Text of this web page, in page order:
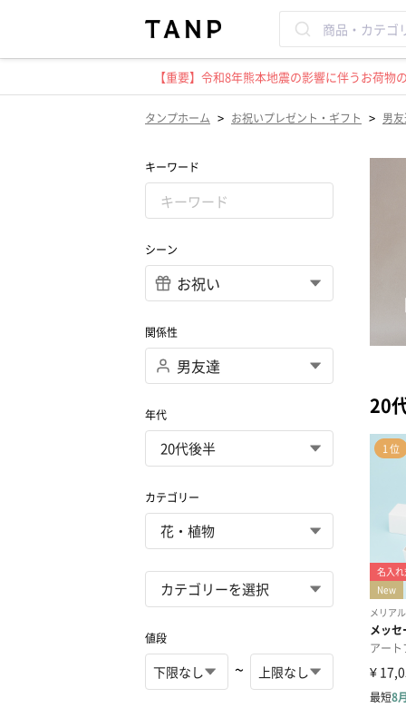
【重要】令和8年熊本地震の影響に伴うお荷
タンプホーム > お祝いプレゼント・ギフト > 男
キーワード
シーン
関係性
年代
カテゴリー
値段
~
20